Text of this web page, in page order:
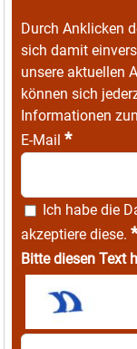
Durch Anklicken
sich damit
unsere aktuellen
können sich
Informationen
E-Mail *
Ich habe die
akzeptiere diese. *
Bitte diesen Text